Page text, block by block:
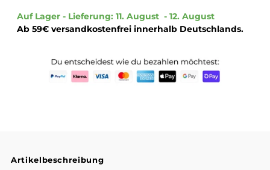
Mix
Tüte
Ab 59€ versandkostenfrei innerhalb Deutschlands.
Artikelbeschreibung